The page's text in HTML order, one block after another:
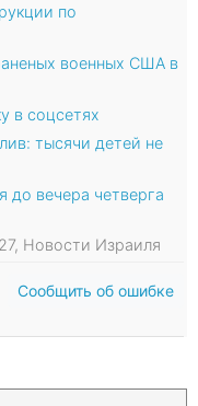
по
военных США в
в соцсетях
тысячи детей не
до вечера четверга
Новости Израиля
Сообщить об ошибке